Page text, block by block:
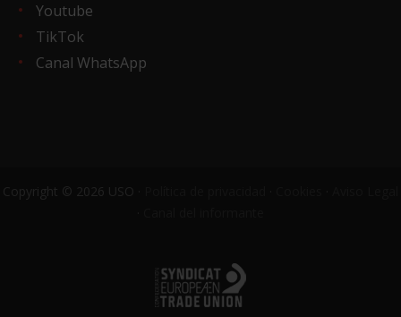
Youtube
TikTok
Canal WhatsApp
Copyright © 2026 USO ·